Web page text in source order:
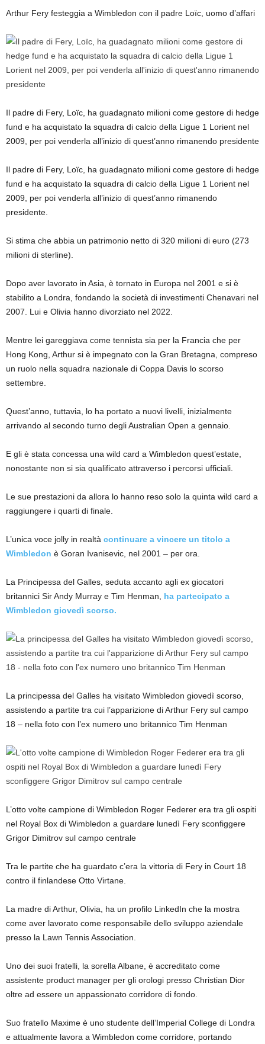
Arthur Fery festeggia a Wimbledon con il padre Loïc, uomo d’affari
Il padre di Fery, Loïc, ha guadagnato milioni come gestore di hedge
fund e ha acquistato la squadra di calcio della Ligue 1 Lorient nel
2009, per poi venderla all’inizio di quest’anno rimanendo presidente
Il padre di Fery, Loïc, ha guadagnato milioni come gestore di hedge
fund e ha acquistato la squadra di calcio della Ligue 1 Lorient nel
2009, per poi venderla all’inizio di quest’anno rimanendo
presidente.
Si stima che abbia un patrimonio netto di 320 milioni di euro (273
milioni di sterline).
Dopo aver lavorato in Asia, è tornato in Europa nel 2001 e si è
stabilito a Londra, fondando la società di investimenti Chenavari nel
2007. Lui e Olivia hanno divorziato nel 2022.
Mentre lei gareggiava come tennista sia per la Francia che per
Hong Kong, Arthur si è impegnato con la Gran Bretagna, compreso
un ruolo nella squadra nazionale di Coppa Davis lo scorso
settembre.
Quest’anno, tuttavia, lo ha portato a nuovi livelli, inizialmente
arrivando al secondo turno degli Australian Open a gennaio.
E gli è stata concessa una wild card a Wimbledon quest’estate,
nonostante non si sia qualificato attraverso i percorsi ufficiali.
Le sue prestazioni da allora lo hanno reso solo la quinta wild card a
raggiungere i quarti di finale.
L’unica voce jolly in realtà continuare a vincere un titolo a
Wimbledon è Goran Ivanisevic, nel 2001 – per ora.
La Principessa del Galles, seduta accanto agli ex giocatori
britannici Sir Andy Murray e Tim Henman, ha partecipato a
Wimbledon giovedì scorso.
La principessa del Galles ha visitato Wimbledon giovedì scorso,
assistendo a partite tra cui l’apparizione di Arthur Fery sul campo
18 – nella foto con l’ex numero uno britannico Tim Henman
L’otto volte campione di Wimbledon Roger Federer era tra gli ospiti
nel Royal Box di Wimbledon a guardare lunedì Fery sconfiggere
Grigor Dimitrov sul campo centrale
Tra le partite che ha guardato c’era la vittoria di Fery in Court 18
contro il finlandese Otto Virtane.
La madre di Arthur, Olivia, ha un profilo LinkedIn che la mostra
come aver lavorato come responsabile dello sviluppo aziendale
presso la Lawn Tennis Association.
Uno dei suoi fratelli, la sorella Albane, è accreditato come
assistente product manager per gli orologi presso Christian Dior
oltre ad essere un appassionato corridore di fondo.
Suo fratello Maxime è uno studente dell’Imperial College di Londra
e attualmente lavora a Wimbledon come corridore, portando